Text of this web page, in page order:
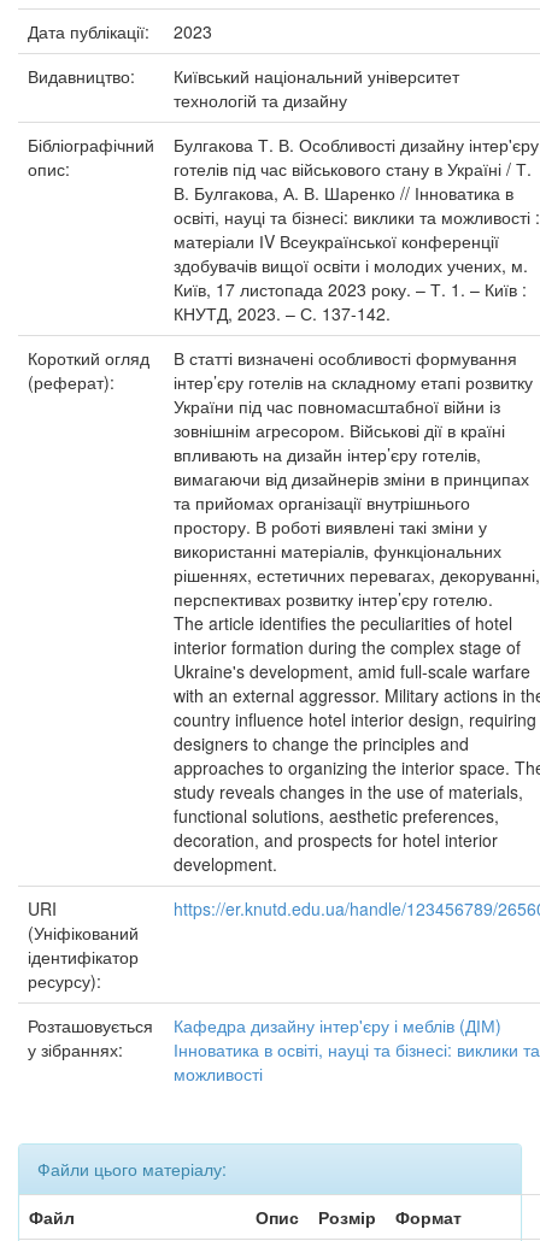
Дата публікації:
2023
Видавництво:
Київський національний університет
технологій та дизайну
Бібліографічний
опис:
Булгакова Т. В. Особливості дизайну інтер'єру
готелів під час військового стану в Україні / Т.
В. Булгакова, А. В. Шаренко // Інноватика в
освіті, науці та бізнесі: виклики та можливості :
матеріали ІV Всеукраїнської конференції
здобувачів вищої освіти і молодих учених, м.
Київ, 17 листопада 2023 року. – Т. 1. – Київ :
КНУТД, 2023. – С. 137-142.
Короткий огляд
(реферат):
В статті визначені особливості формування
інтер’єру готелів на складному етапі розвитку
України під час повномасштабної війни із
зовнішнім агресором. Військові дії в країні
впливають на дизайн інтер’єру готелів,
вимагаючи від дизайнерів зміни в принципах
та прийомах організації внутрішнього
простору. В роботі виявлені такі зміни у
використанні матеріалів, функціональних
рішеннях, естетичних перевагах, декоруванні,
перспективах розвитку інтер’єру готелю.
The article identifies the peculiarities of hotel
interior formation during the complex stage of
Ukraine's development, amid full-scale warfare
with an external aggressor. Military actions in
country influence hotel interior design, requiring
designers to change the principles and
approaches to organizing the interior space.
study reveals changes in the use of materials,
functional solutions, aesthetic preferences,
decoration, and prospects for hotel interior
development.
URI
(Уніфікований
ідентифікатор
ресурсу):
https://er.knutd.edu.ua/handle/123456789/
Розташовується
у зібраннях:
Кафедра дизайну інтер'єру і меблів (ДІМ)
Інноватика в освіті, науці та бізнесі: виклики та
можливості
Файли цього матеріалу:
Файл
Опис Розмір
Формат